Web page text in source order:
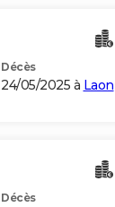
Décès
24/05/2025 à Laon
Décès